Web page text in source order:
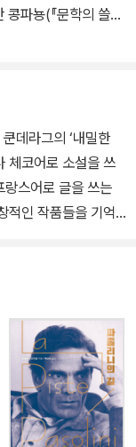
콩파뇽(『문학의 쓸
석』, 『물과 꿈』 번
료적 상상력과 탈근
계에 관한 소고」)을
데라그의 ‘내밀한
랑스어로 글을 쓰는
적인 작품들을 기억
데라의 삶은 ‘비극
인 베라 쿤데라와도
. 체코슬로바키아에
린 옛 체코슬로바키
음악가와 작가의 길
필름을 되돌려본다.